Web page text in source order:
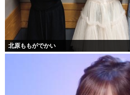
北原ももがでかい